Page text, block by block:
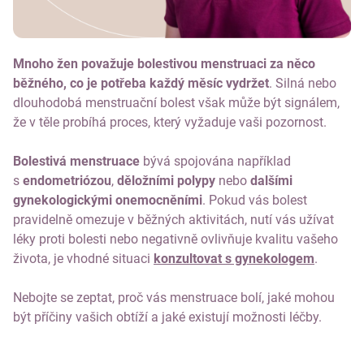
Mnoho žen považuje bolestivou menstruaci za něco
běžného, co je potřeba každý měsíc vydržet. Silná nebo
dlouhodobá menstruační bolest však může být signálem,
že v těle probíhá proces, který vyžaduje vaši pozornost.
Bolestivá menstruace bývá spojována například
s endometriózou, děložními polypy nebo dalšími
gynekologickými onemocněními. Pokud vás bolest
pravidelně omezuje v běžných aktivitách, nutí vás užívat
léky proti bolesti nebo negativně ovlivňuje kvalitu vašeho
života, je vhodné situaci konzultovat s gynekologem.
Nebojte se zeptat, proč vás menstruace bolí, jaké mohou
být příčiny vašich obtíží a jaké existují možnosti léčby.